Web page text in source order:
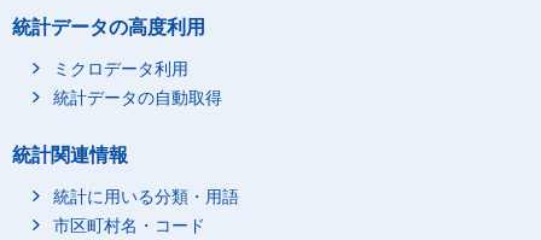
統計データの高度利用
ミクロデータ利用
統計データの自動取得
統計関連情報
統計に用いる分類・用語
市区町村名・コード